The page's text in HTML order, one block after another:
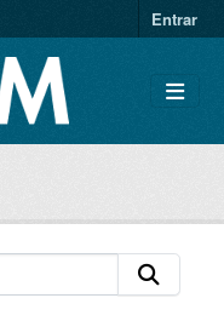
Entrar